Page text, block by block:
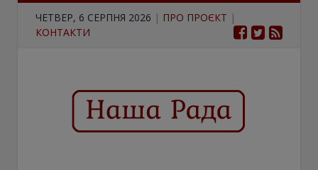
ЧЕТВЕР, 6 СЕРПНЯ 2026 | ПРО ПРОЄКТ |
КОНТАКТИ